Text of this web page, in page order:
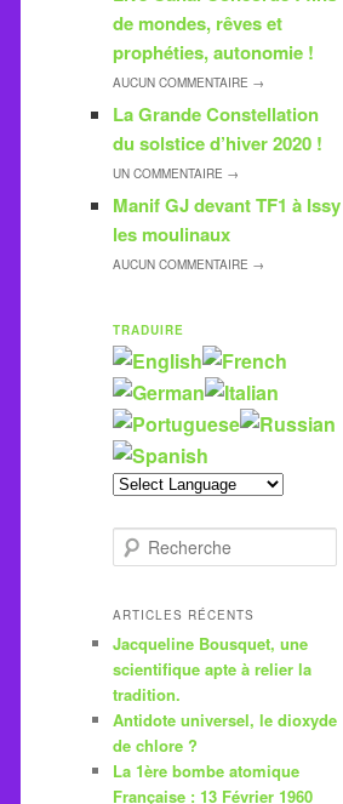
de mondes, rêves et
prophéties, autonomie !
AUCUN COMMENTAIRE →
La Grande Constellation
du solstice d’hiver 2020 !
UN COMMENTAIRE →
Manif GJ devant TF1 à Issy
les moulinaux
AUCUN COMMENTAIRE →
TRADUIRE
e
h
r
c
h
e
ARTICLES RÉCENTS
Jacqueline Bousquet, une
scientifique apte à relier la
tradition.
Antidote universel, le dioxyde
de chlore ?
La 1ère bombe atomique
Française : 13 Février 1960